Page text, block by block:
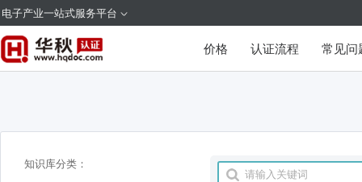
电子产业一站式服务平台
价格 认证流程 常见问
知识库分类：